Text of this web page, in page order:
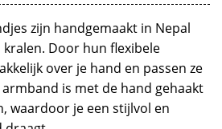
zijn handgemaakt in Nepal
Door hun flexibele
over je hand en passen ze
is met de hand gehaakt
waardoor je een stijlvol en